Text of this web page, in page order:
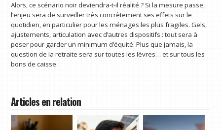
Alors, ce scénario noir deviendra-t-il réalité ? Si la mesure passe,
l’enjeu sera de surveiller très concrètement ses effets sur le
quotidien, en particulier pour les ménages les plus fragiles. Gels,
ajustements, articulation avec d’autres dispositifs : tout sera à
peser pour garder un minimum d’équité. Plus que jamais, la
question de la retraite sera sur toutes les lèvres… et sur tous les
bons de caisse.
Articles en relation